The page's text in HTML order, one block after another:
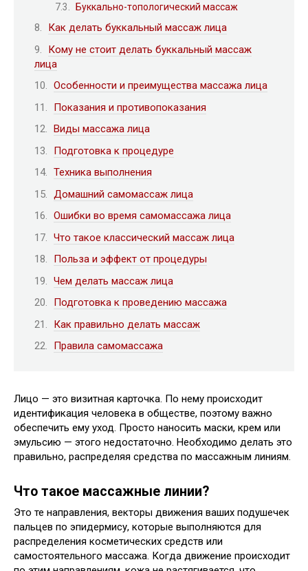
Буккально-топологический массаж
Как делать буккальный массаж лица
Кому не стоит делать буккальный массаж
лица
Особенности и преимущества массажа лица
Показания и противопоказания
Виды массажа лица
Подготовка к процедуре
Техника выполнения
Домашний самомассаж лица
Ошибки во время самомассажа лица
Что такое классический массаж лица
Польза и эффект от процедуры
Чем делать массаж лица
Подготовка к проведению массажа
Как правильно делать массаж
Правила самомассажа
Лицо — это визитная карточка. По нему происходит
идентификация человека в обществе, поэтому важно
обеспечить ему уход. Просто наносить маски, крем или
эмульсию — этого недостаточно. Необходимо делать это
правильно, распределяя средства по массажным линиям.
Что такое массажные линии?
Это те направления, векторы движения ваших подушечек
пальцев по эпидермису, которые выполняются для
распределения косметических средств или
самостоятельного массажа. Когда движение происходит